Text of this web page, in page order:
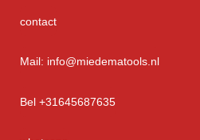
contact
Mail: info@miedematools.nl
Bel +31645687635